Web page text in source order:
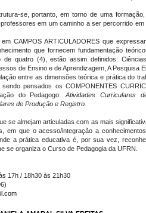
se, portanto, em torno de uma
em um caminho a ser percorrido
CAMPOS ARTICULADORES que
que fornecem fundamentação
de quatro (4), estão assim definidos:
de Ensino e de Aprendizagem, A Pesquisa
entre as dimensões teórica e prática do
pensados os COMPONENTES
do Pedagogo:Atividades Curriculares
de Produção e Registro.
se almejam articuladas com as mais
em que o acesso/integração a
a prática educativa é, por sua vez,
se organiza o Curso de Pedagogia da UFRN.
17h / 18h30 às 21h30